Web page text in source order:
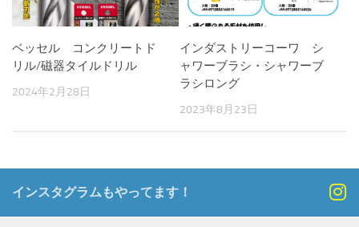
ベッセル コンクリートド
リル/磁器タイルドリル
2024年2月28日
インダストリーコーワ シ
ャワーブラシ・シャワーブ
ラシロング
2023年8月23日
インスタグラムもやってます！